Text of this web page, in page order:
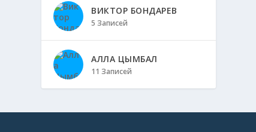
ВИКТОР БОНДАРЕВ
5 Записей
АЛЛА ЦЫМБАЛ
11 Записей